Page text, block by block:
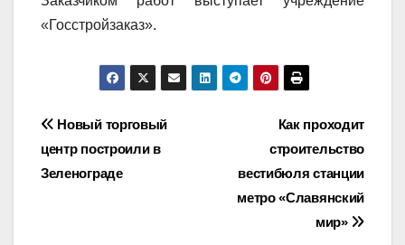
«Госстройзаказ».
Навигация
по
Как проходит
строительство
вестибюля станции
метро «Славянский
мир»
Новый торговый
центр построили в
Зеленограде